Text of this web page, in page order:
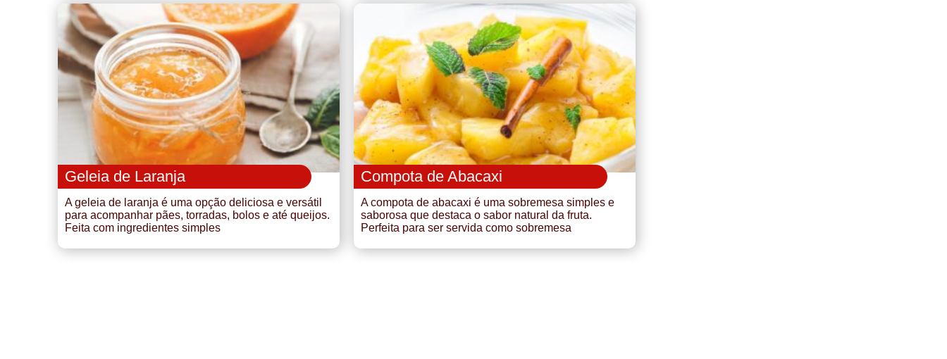
Geleia de Laranja
A geleia de laranja é uma opção deliciosa e versátil
para acompanhar pães, torradas, bolos e até queijos.
Feita com ingredientes simples
Compota de Abacaxi
A compota de abacaxi é uma sobremesa simples e
saborosa que destaca o sabor natural da fruta.
Perfeita para ser servida como sobremesa